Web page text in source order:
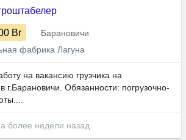
Br
Барановичи
фабрика Лагуна
на вакансию грузчика на
г.Барановичи. Обязанности: погрузочно-
более недели назад